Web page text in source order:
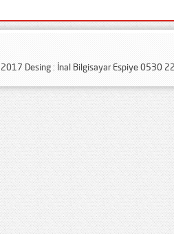
2017 Desing : İnal Bilgisayar Espiye 0530